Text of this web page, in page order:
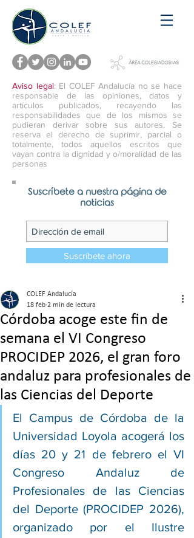
Aviso legal: El COLEF Andalucía no se hace
responsable de las opiniones, datos y
artículos publicados, recayendo las
responsabilidades que de los mismos se
pudieran derivar sobre sus autores. Se
reserva el derecho de suprimir, parcial o
totalmente, todos aquellos escritos que
vayan contra la dignidad y o/moralidad de las
personas
Suscríbete a nuestra página de
noticias
Suscríbete ahora
Córdoba acoge este fin de
semana el VI Congreso
PROCIDEP 2026, el gran foro
andaluz para profesionales de
las Ciencias del Deporte
COLEF Andalucía
18 feb 2 min de lectura
El Campus de Córdoba de la
Universidad Loyola acogerá los
días 20 y 21 de febrero el VI
Congreso Andaluz de
Profesionales de las Ciencias
del Deporte (PROCIDEP 2026),
organizado por el Ilustre